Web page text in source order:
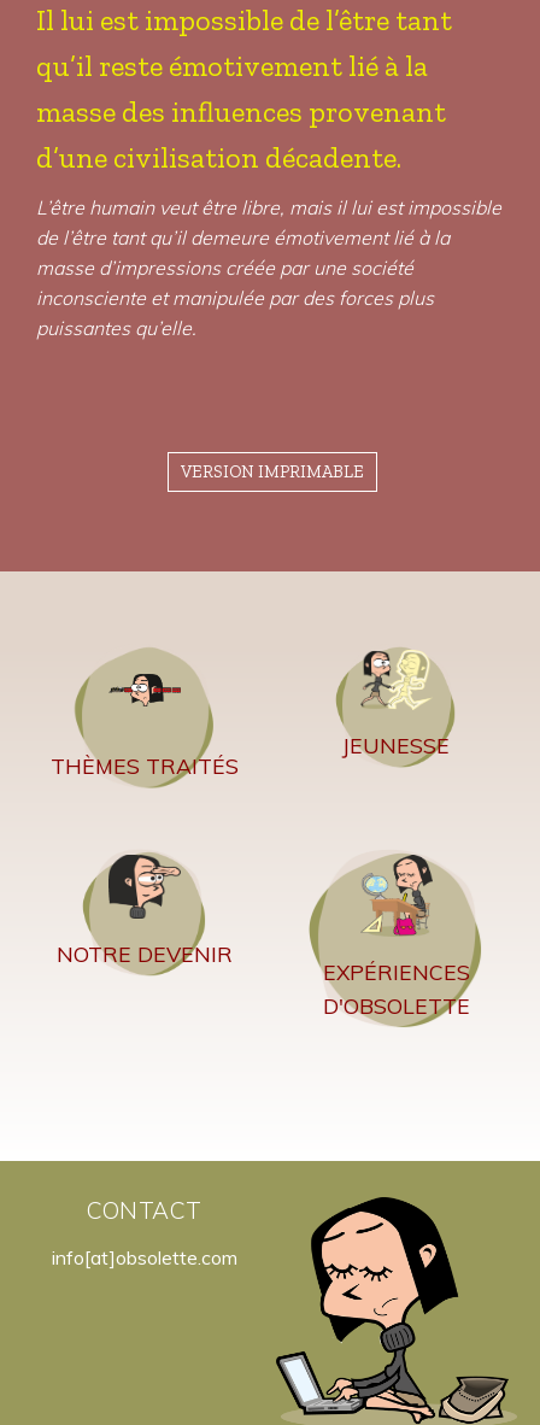
Il lui est impossible de l’être tant
qu’il reste émotivement lié à la
masse des influences provenant
d’une civilisation décadente.
L’être humain veut être libre, mais il lui est impossible
de l’être tant qu’il demeure émotivement lié à la
masse d’impressions créée par une société
inconsciente et manipulée par des forces plus
puissantes qu’elle.
VERSION IMPRIMABLE
THÈMES TRAITÉS
JEUNESSE
NOTRE DEVENIR
EXPÉRIENCES
D'OBSOLETTE
CONTACT
info[at]obsolette.com